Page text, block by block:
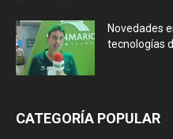
Novedades
tecnologías
CATEGORÍA POPULAR